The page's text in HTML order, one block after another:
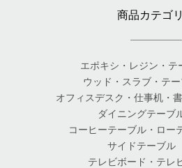
商品カテゴ
エポキシ・レジン・テ
ウッド・スラブ・テ
オフィスデスク・仕事机・
ダイニングテーブ
コーヒーテーブル・ロー
サイドテーブル
テレビボード・テレ